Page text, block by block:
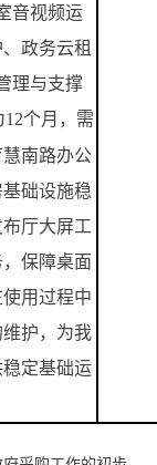
音视频运
政务云租
理与支撑
12个月，需
南路办公
础设施稳
厅大屏工
保障桌面
用过程中
护，为我
定基础运